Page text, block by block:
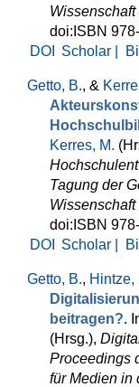
Wissenschaft
doi:ISBN
DOI
Scholar |
Getto, B., &
Kerres, M.
Tagung der
Wissenschaft
doi:ISBN
DOI
Scholar |
Getto, B., Hintze,
beitragen?.
(Hrsg.),
Proceedings
für Medien in